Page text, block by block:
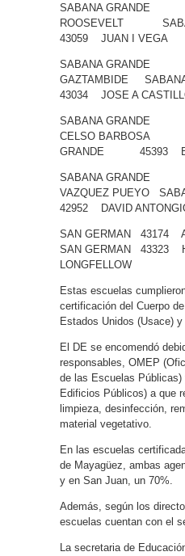
SABANA GRANDE
ROOSEVELT
43059 JUAN I VEGA
SABANA GRANDE
GAZTAMBIDE
43034 JOSE A
SABANA GRANDE
CELSO BARBOSA
GRANDE 45393
SABANA GRANDE
VAZQUEZ PUEYO
42952 DAVID
SAN GERMAN 43174
SAN GERMAN 43323
LONGFELLOW
Estas escuelas
certificación del Cuerpo
Estados Unidos (Usace)
El DE se encomendó
responsables, OMEP
de las Escuelas
Edificios Públicos) a que
limpieza, desinfección,
material vegetativo.
En las escuelas
de Mayagüez, ambas
y en San Juan, un 70%.
Además, según los
escuelas cuentan con el
La secretaria de